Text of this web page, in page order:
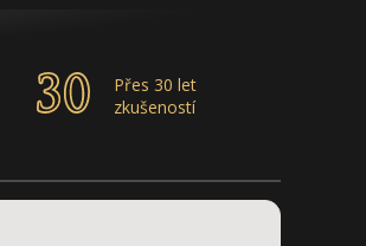
Přes 30 let
zkušeností